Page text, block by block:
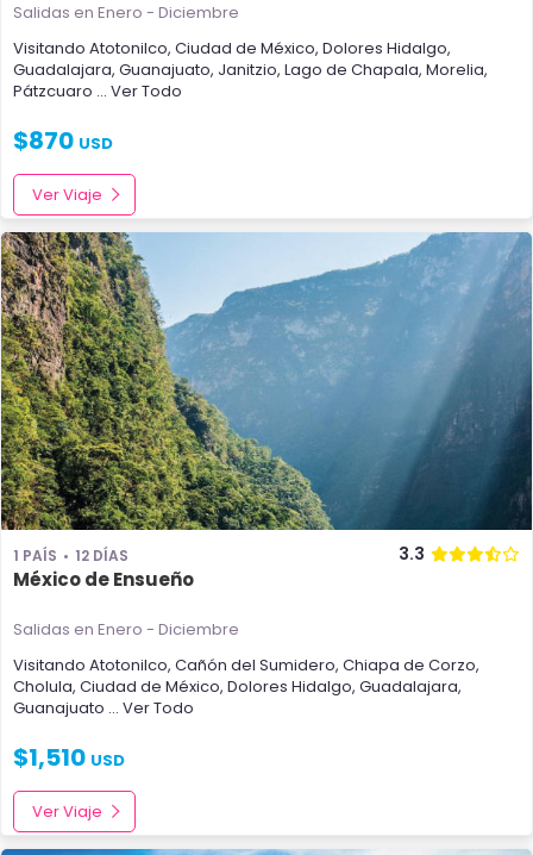
Salidas en Enero - Diciembre
Visitando Atotonilco, Ciudad de México, Dolores Hidalgo,
Guadalajara, Guanajuato, Janitzio, Lago de Chapala, Morelia,
Pátzcuaro ... Ver Todo
$870 USD
Ver Viaje
1 PAÍS 12 DÍAS 3.3
México de Ensueño
Salidas en Enero - Diciembre
Visitando Atotonilco, Cañón del Sumidero, Chiapa de Corzo,
Cholula, Ciudad de México, Dolores Hidalgo, Guadalajara,
Guanajuato ... Ver Todo
$1,510 USD
Ver Viaje